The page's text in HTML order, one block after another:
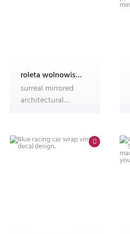
roleta wolnowisząca electro z nadrukiem
surreal mirrored
architectural
deser